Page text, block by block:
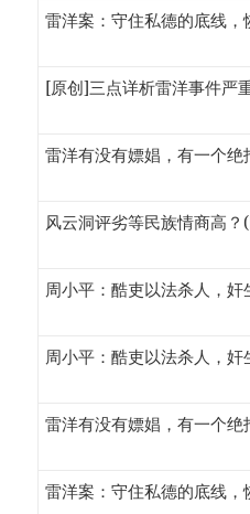
雷洋案：守住私德的底线，
[原创]三点详析雷洋事件严
雷洋有没有嫖娼，有一个绝
风云洞评劣等民族情商高？
周小平：酷吏以法杀人，
周小平：酷吏以法杀人，
雷洋有没有嫖娼，有一个绝
雷洋案：守住私德的底线，